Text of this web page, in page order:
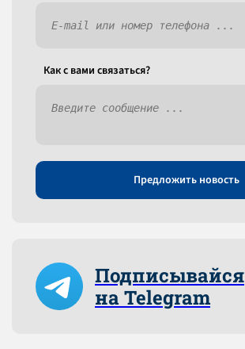
Как c вами связаться?
Предложить новость
Подписывайся
на Telegram